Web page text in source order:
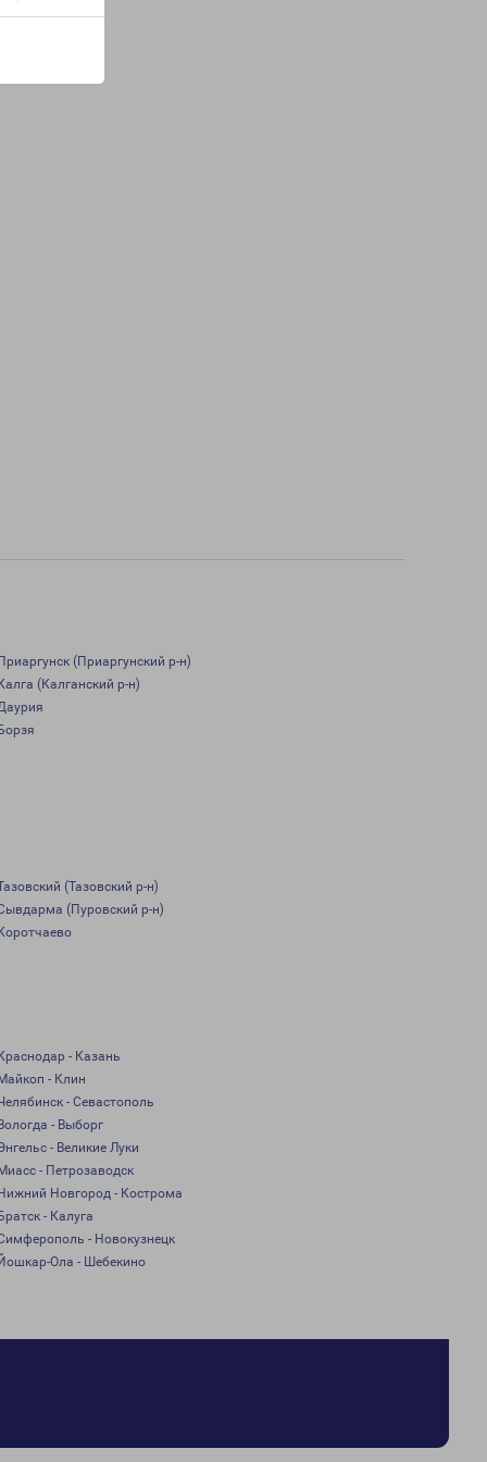
(Приаргунский р-н)
(Калганский р-н)
(Тазовский р-н)
(Пуровский р-н)
- Казань
- Клин
- Севастополь
- Выборг
- Великие Луки
- Петрозаводск
Новгород - Кострома
- Калуга
- Новокузнецк
Ола - Шебекино